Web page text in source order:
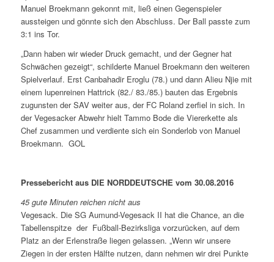
Manuel Broekmann gekonnt mit, ließ einen Gegenspieler
aussteigen und gönnte sich den Abschluss. Der Ball passte zum
3:1 ins Tor.
„Dann haben wir wieder Druck gemacht, und der Gegner hat
Schwächen gezeigt“, schilderte Manuel Broekmann den weiteren
Spielverlauf. Erst Canbahadir Eroglu (78.) und dann Alieu Njie mit
einem lupenreinen Hattrick (82./ 83./85.) bauten das Ergebnis
zugunsten der SAV weiter aus, der FC Roland zerfiel in sich. In
der Vegesacker Abwehr hielt Tammo Bode die Viererkette als
Chef zusammen und verdiente sich ein Sonderlob von Manuel
Broekmann. GOL
Pressebericht aus DIE NORDDEUTSCHE vom 30.08.2016
45 gute Minuten reichen nicht aus
Vegesack. Die SG Aumund-Vegesack II hat die Chance, an die
Tabellenspitze der Fußball-Bezirksliga vorzurücken, auf dem
Platz an der Erlenstraße liegen gelassen. „Wenn wir unsere
Ziegen in der ersten Hälfte nutzen, dann nehmen wir drei Punkte